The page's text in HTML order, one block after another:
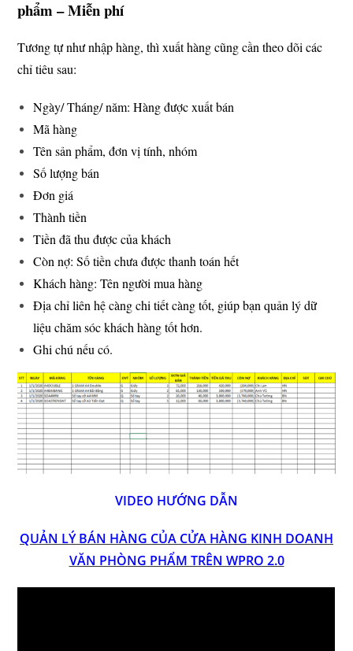
phẩm – Miễn phí
Tương tự như nhập hàng, thì xuất hàng cũng cần theo dõi các
chỉ tiêu sau:
Ngày/ Tháng/ năm: Hàng được xuất bán
Mã hàng
Tên sản phẩm, đơn vị tính, nhóm
Số lượng bán
Đơn giá
Thành tiền
Tiền đã thu được của khách
Còn nợ: Số tiền chưa được thanh toán hết
Khách hàng: Tên người mua hàng
Địa chỉ liên hệ càng chi tiết càng tốt, giúp bạn quản lý dữ
liệu chăm sóc khách hàng tốt hơn.
Ghi chú nếu có.
VIDEO HƯỚNG DẪN
QUẢN LÝ BÁN HÀNG CỦA CỬA HÀNG KINH DOANH
VĂN PHÒNG PHẨM TRÊN WPRO 2.0